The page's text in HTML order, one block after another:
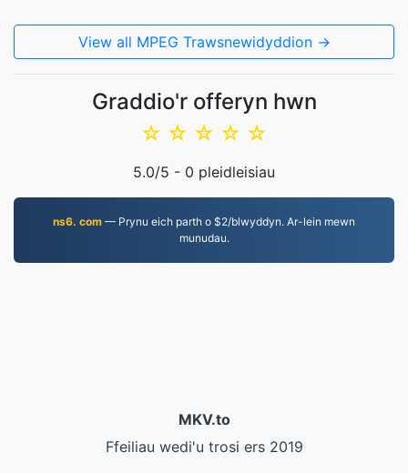
View all MPEG Trawsnewidyddion →
Graddio'r offeryn hwn
☆
☆
☆
☆
☆
5.0/5 - 0 pleidleisiau
ns6. com — Prynu eich parth o $2/blwyddyn. Ar-lein mewn
munudau.
MKV.to
Ffeiliau wedi'u trosi ers 2019